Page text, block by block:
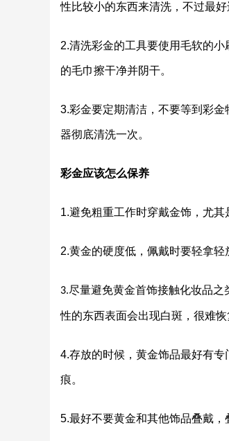
性比较小的东西来清洗，不过最
2.清洗彩金的工具要使用毛软的
的毛巾擦干净并阴干。
3.彩金要定期清洁，不要等到彩
器彻底清洗一次。
彩金应该怎么保养
1.避免粗重工作时穿戴金饰，尤其
2.黄金的硬度低，佩戴时要轻拿轻
3.尽量避免黄金首饰接触化妆品
性的东西表面会出现白斑，很难恢
4.存放的时候，黄金饰品最好有
痕。
5.最好不要黄金和其他饰品叠戴，